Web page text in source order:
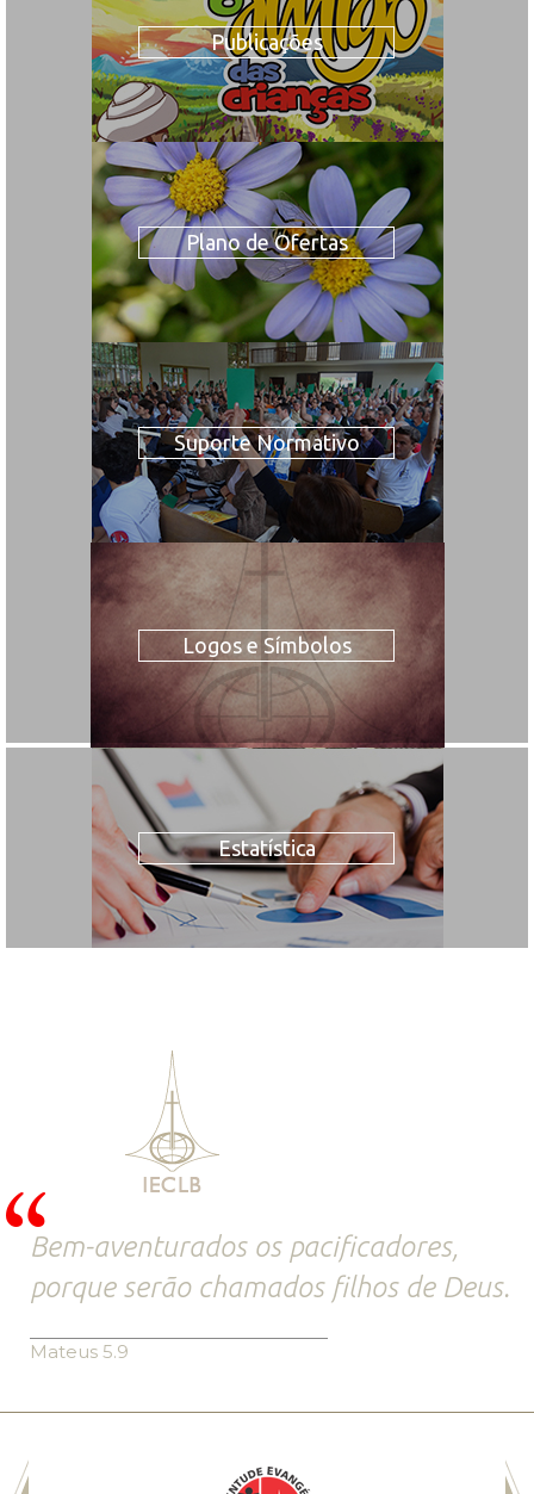
Publicações
Plano de Ofertas
Suporte Normativo
Logos e Símbolos
Estatística
Bem-aventurados os pacificadores,
porque serão chamados filhos de Deus.
Mateus 5.9